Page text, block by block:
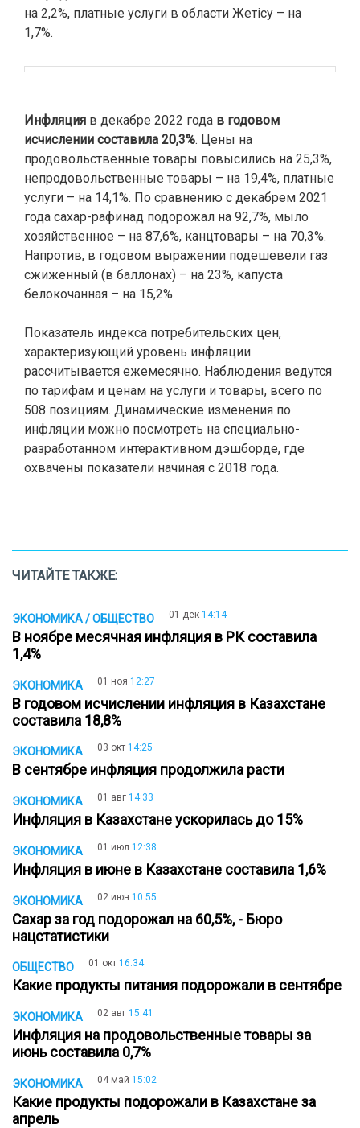
на 2,2%, платные услуги в области Жетісу – на
1,7%.
Инфляция в декабре 2022 года в годовом
исчислении составила 20,3%. Цены на
продовольственные товары повысились на 25,3%,
непродовольственные товары – на 19,4%, платные
услуги – на 14,1%. По сравнению с декабрем 2021
года сахар-рафинад подорожал на 92,7%, мыло
хозяйственное – на 87,6%, канцтовары – на 70,3%.
Напротив, в годовом выражении подешевели газ
сжиженный (в баллонах) – на 23%, капуста
белокочанная – на 15,2%.
Показатель индекса потребительских цен,
характеризующий уровень инфляции
рассчитывается ежемесячно. Наблюдения ведутся
по тарифам и ценам на услуги и товары, всего по
508 позициям. Динамические изменения по
инфляции можно посмотреть на специально-
разработанном интерактивном дэшборде, где
охвачены показатели начиная с 2018 года.
ЧИТАЙТЕ ТАКЖЕ:
ЭКОНОМИКА / ОБЩЕСТВО 01 дек 14:14
В ноябре месячная инфляция в РК составила
1,4%
ЭКОНОМИКА 01 ноя 12:27
В годовом исчислении инфляция в Казахстане
составила 18,8%
ЭКОНОМИКА 03 окт 14:25
В сентябре инфляция продолжила расти
ЭКОНОМИКА 01 авг 14:33
Инфляция в Казахстане ускорилась до 15%
ЭКОНОМИКА 01 июл 12:38
Инфляция в июне в Казахстане составила 1,6%
ЭКОНОМИКА 02 июн 10:55
Сахар за год подорожал на 60,5%, - Бюро
нацстатистики
ОБЩЕСТВО 01 окт 16:34
Какие продукты питания подорожали в сентябре
ЭКОНОМИКА 02 авг 15:41
Инфляция на продовольственные товары за
июнь составила 0,7%
ЭКОНОМИКА 04 май 15:02
Какие продукты подорожали в Казахстане за
апрель